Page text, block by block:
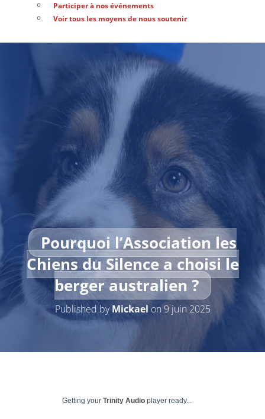
Participer à nos événements
Voir tous les moyens de nous soutenir
Pourquoi l’Association les
Chiens du Silence a choisi le
berger australien ?
Published byMickaelon9 juin 2025
Getting your Trinity Audio player ready...